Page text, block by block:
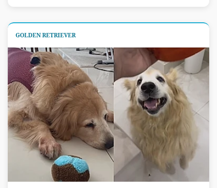
GOLDEN RETRIEVER